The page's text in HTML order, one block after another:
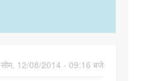
सोम, 12/08/2014 - 09:16 बजे